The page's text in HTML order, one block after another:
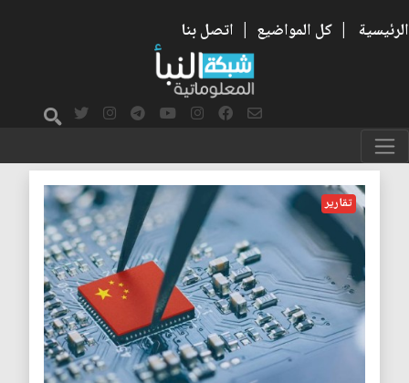
الرئيسية | كل المواضيع | اتصل بنا
الحرب التجارية
تقارير